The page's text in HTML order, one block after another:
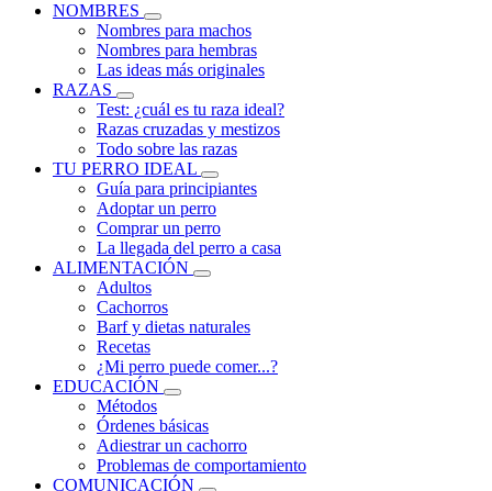
NOMBRES
Nombres para machos
Nombres para hembras
Las ideas más originales
RAZAS
Test: ¿cuál es tu raza ideal?
Razas cruzadas y mestizos
Todo sobre las razas
TU PERRO IDEAL
Guía para principiantes
Adoptar un perro
Comprar un perro
La llegada del perro a casa
ALIMENTACIÓN
Adultos
Cachorros
Barf y dietas naturales
Recetas
¿Mi perro puede comer...?
EDUCACIÓN
Métodos
Órdenes básicas
Adiestrar un cachorro
Problemas de comportamiento
COMUNICACIÓN